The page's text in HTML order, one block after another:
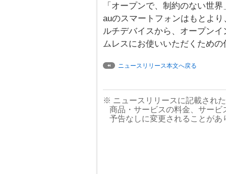
「オープンで、制約のない世
auのスマートフォンはもとよ
ルチデバイスから、オープン
ムレスにお使いいただくための
ニュースリリース本文へ戻る
※ ニュースリリースに記載され
商品・サービスの料金、サー
予告なしに変更されることが